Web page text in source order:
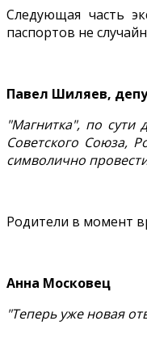
Следующая часть
паспортов не
Павел Шиляев,
"Магнитка", по сути
Советского Союза,
символично
Родители в момент
Анна Московец
"Теперь уже новая